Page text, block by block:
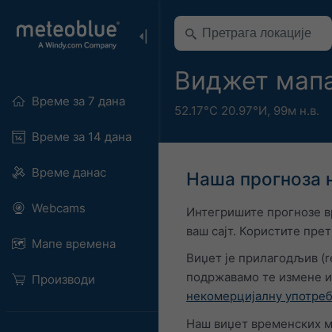
Време за 7 дана
Време за 14 дана
Време данас
Webcams
Мапе времена
Производи
Виджет
52.17°С 20.97°И, 99м н.в.
Наша прогноза
Интегришите прогнозе
ваш сајт. Користите
Виџет је прилагодљив
подржавамо те измене и
некомерцијалну
Наш виџет временских